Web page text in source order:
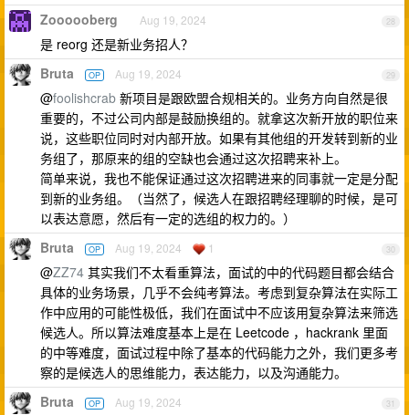
28
Zoooooberg Aug 19, 2024
是 reorg 还是新业务招人？
29
Bruta OP Aug 19, 2024
@foolishcrab 新项目是跟欧盟合规相关的。业务方向自然是很
重要的，不过公司内部是鼓励换组的。就拿这次新开放的职位来
说，这些职位同时对内部开放。如果有其他组的开发转到新的业
务组了，那原来的组的空缺也会通过这次招聘来补上。
简单来说，我也不能保证通过这次招聘进来的同事就一定是分配
到新的业务组。（当然了，候选人在跟招聘经理聊的时候，是可
以表达意愿，然后有一定的选组的权力的。）
30
Bruta OP Aug 19, 2024 1
@ZZ74 其实我们不太看重算法，面试的中的代码题目都会结合
具体的业务场景，几乎不会纯考算法。考虑到复杂算法在实际工
作中应用的可能性极低，我们在面试中不应该用复杂算法来筛选
候选人。所以算法难度基本上是在 Leetcode ，hackrank 里面
的中等难度，面试过程中除了基本的代码能力之外，我们更多考
察的是候选人的思维能力，表达能力，以及沟通能力。
31
Bruta OP Aug 19, 2024